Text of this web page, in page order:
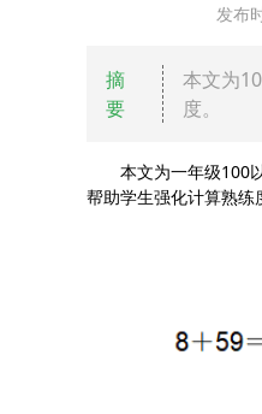
发布
摘
要
本文为
度。
本文为一年级100以
帮助学生强化计算熟练